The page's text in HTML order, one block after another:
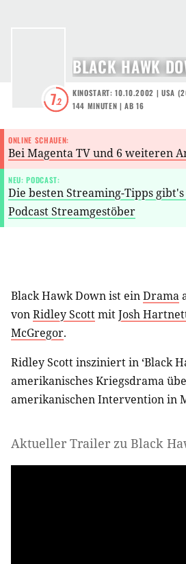
7.2
BLACK HAWK
KINOSTART: 10.10.2002 | USA (
144 MINUTEN |AB 16
ONLINE SCHAUEN:
Bei Magenta TV und 6 weiteren
NEU: PODCAST:
Die besten Streaming-Tipps
Podcast Streamgestöber
Black Hawk Down ist einDrama
vonRidley ScottmitJosh
McGregor.
Ridley Scott insziniert in ‘Black
amerikanisches Kriegsdrama
amerikanischen Intervention in
Aktueller Trailer zu Black